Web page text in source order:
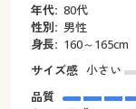
年代: 80代
性別: 男性
身長: 160～165cm
サイズ感 小さい
品質